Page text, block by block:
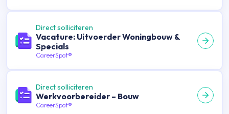
Direct solliciteren
Vacature: Uitvoerder Woningbouw &
Specials
CareerSpot®
Direct solliciteren
Werkvoorbereider – Bouw
CareerSpot®